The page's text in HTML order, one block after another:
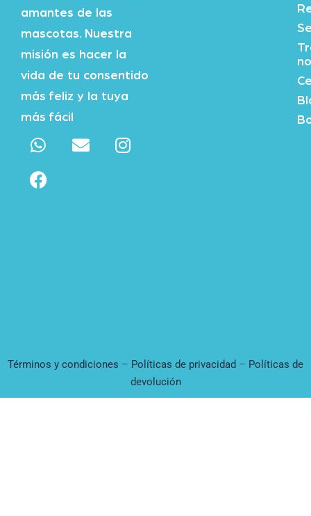
amantes de las
mascotas. Nuestra
misión es hacer la
vida de tu consentido
más feliz y la tuya
más fácil
Términos y condiciones – Políticas de privacidad – Políticas de
devolución